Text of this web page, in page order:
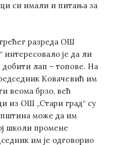
си имали и питања за
разреда ОШ
интересовало је да ли
лап – топове. На
Ковачевић им
веома брзо, већ
из ОШ „Стари град“ су
може да им
школи промене
им је одговорио